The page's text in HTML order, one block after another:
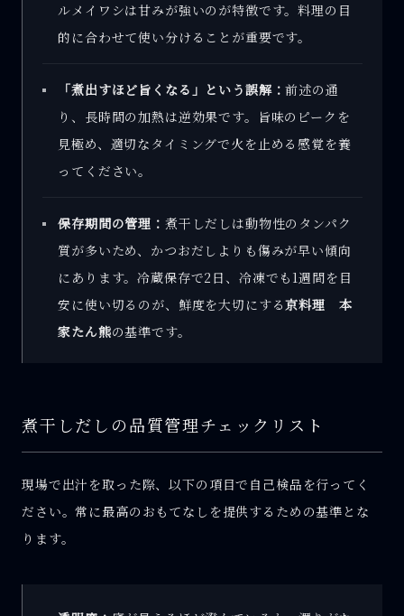
ルメイワシは甘みが強いのが特徴です。料理の目
的に合わせて使い分けることが重要です。
「煮出すほど旨くなる」という誤解：前述の通
り、長時間の加熱は逆効果です。旨味のピークを
見極め、適切なタイミングで火を止める感覚を養
ってください。
保存期間の管理： 煮干しだしは動物性のタンパク
質が多いため、かつおだしよりも傷みが早い傾向
にあります。冷蔵保存で2日、冷凍でも1週間を目
安に使い切るのが、鮮度を大切にする京料理 本
家たん熊の基準です。
煮干しだしの品質管理チェックリスト
現場で出汁を取った際、以下の項目で自己検品を行ってく
ださい。常に最高のおもてなしを提供するための基準とな
ります。